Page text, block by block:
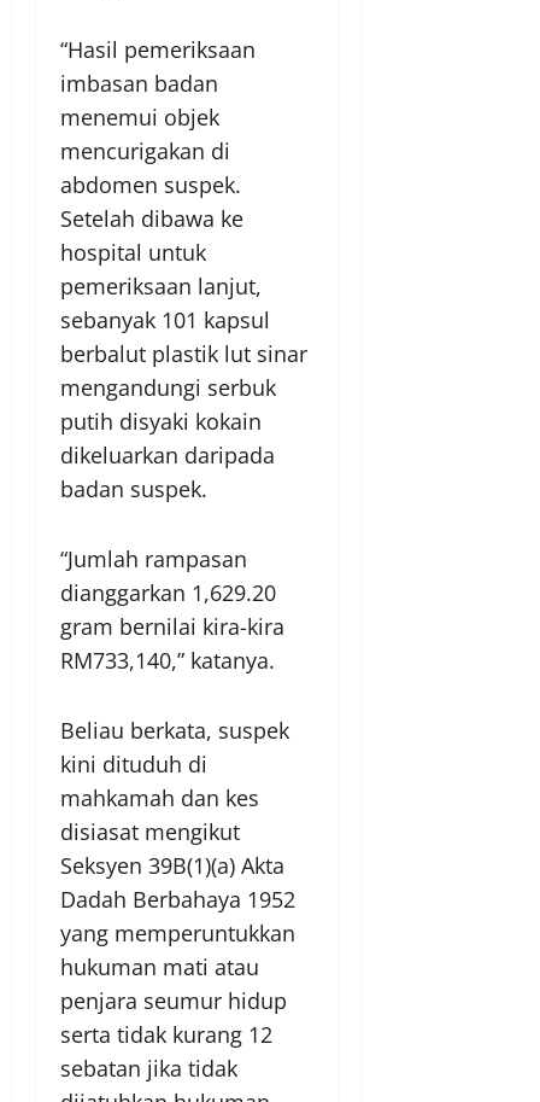
“Hasil pemeriksaan
imbasan badan
menemui objek
mencurigakan di
abdomen suspek.
Setelah dibawa ke
hospital untuk
pemeriksaan lanjut,
sebanyak 101 kapsul
berbalut plastik lut sinar
mengandungi serbuk
putih disyaki kokain
dikeluarkan daripada
badan suspek.
“Jumlah rampasan
dianggarkan 1,629.20
gram bernilai kira-kira
RM733,140,” katanya.
Beliau berkata, suspek
kini dituduh di
mahkamah dan kes
disiasat mengikut
Seksyen 39B(1)(a) Akta
Dadah Berbahaya 1952
yang memperuntukkan
hukuman mati atau
penjara seumur hidup
serta tidak kurang 12
sebatan jika tidak